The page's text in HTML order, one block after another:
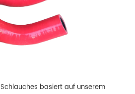
basiert auf unserem